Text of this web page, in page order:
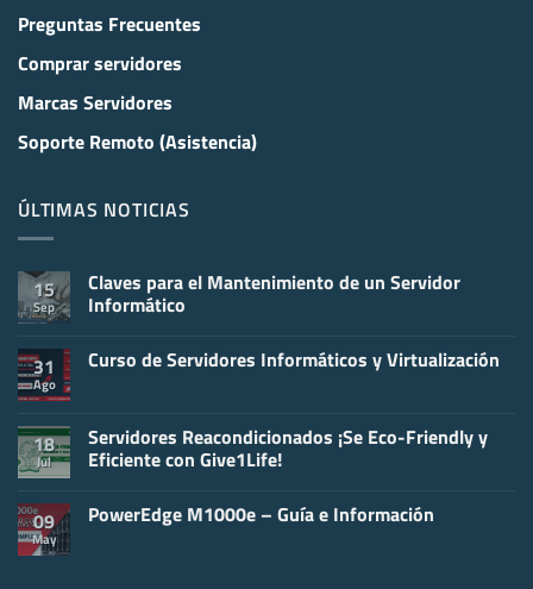
Preguntas Frecuentes
Comprar servidores
Marcas Servidores
Soporte Remoto (Asistencia)
ÚLTIMAS NOTICIAS
15
Sep
Claves para el Mantenimiento de un Servidor
Informático
comentarios
Mantenimiento
de
un
31
Ago
Curso de Servidores Informáticos y Virtualización
en
Curso
de
y
Virtualización
18
Jul
Servidores Reacondicionados ¡Se Eco-Friendly y
Eficiente con Give1Life!
comentarios
09
May
PowerEdge M1000e – Guía e Información